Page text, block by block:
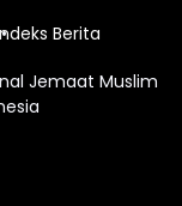
Berita
Jemaat Muslim